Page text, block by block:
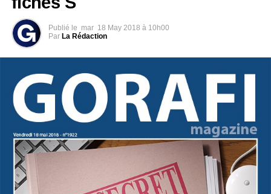
Publié le mar 18 May 2018 à 10h00
Par La Rédaction